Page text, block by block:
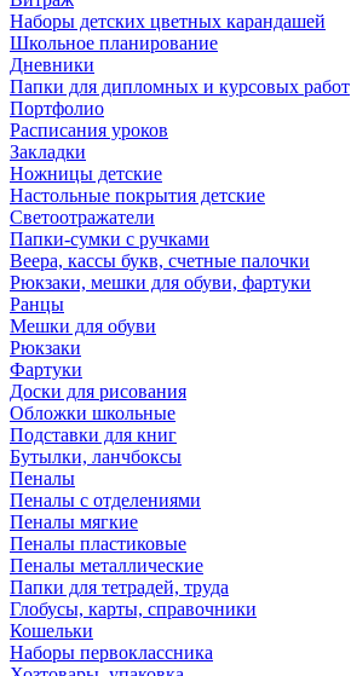
Наборы детских цветных карандашей
Школьное планирование
Дневники
Папки для дипломных и курсовых работ
Портфолио
Расписания уроков
Закладки
Ножницы детские
Настольные покрытия детские
Светоотражатели
Папки-сумки с ручками
Веера, кассы букв, счетные палочки
Рюкзаки, мешки для обуви, фартуки
Ранцы
Мешки для обуви
Рюкзаки
Фартуки
Доски для рисования
Обложки школьные
Подставки для книг
Бутылки, ланчбоксы
Пеналы
Пеналы с отделениями
Пеналы мягкие
Пеналы пластиковые
Пеналы металлические
Папки для тетрадей, труда
Глобусы, карты, справочники
Кошельки
Наборы первоклассника